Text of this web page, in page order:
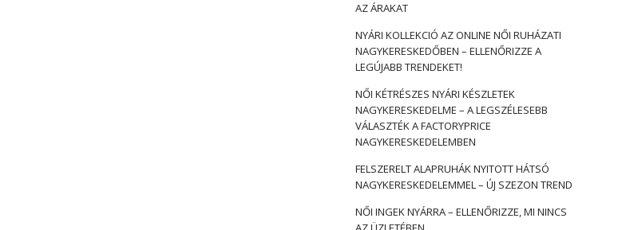
AZ ÁRAKAT
NYÁRI KOLLEKCIÓ AZ ONLINE NŐI RUHÁZATI
NAGYKERESKEDŐBEN – ELLENŐRIZZE A
LEGÚJABB TRENDEKET!
NŐI KÉTRÉSZES NYÁRI KÉSZLETEK
NAGYKERESKEDELME – A LEGSZÉLESEBB
VÁLASZTÉK A FACTORYPRICE
NAGYKERESKEDELEMBEN
FELSZERELT ALAPRUHÁK NYITOTT HÁTSÓ
NAGYKERESKEDELEMMEL – ÚJ SZEZON TREND
NŐI INGEK NYÁRRA – ELLENŐRIZZE, MI NINCS